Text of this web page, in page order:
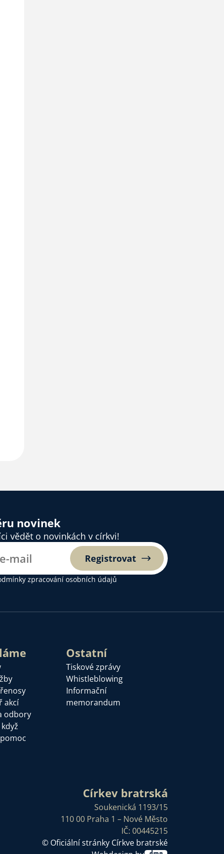
novinek
vědět o novinkách v církvi!
Registrovat
zpracování osobních údajů
akcí
odbory
Ostatní
Tiskové zprávy
Whistleblowing
Informační
memorandum
Církev bratrská
Soukenická 1193/15
110 00 Praha 1 – Nové Město
IČ: 00445215
© Oficiální stránky Církve bratrské